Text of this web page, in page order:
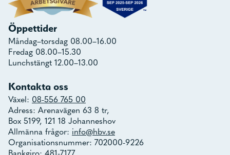
Öppettider
Måndag–torsdag 08.00–16.00
Fredag 08.00–15.30
Lunchstängt 12.00–13.00
Kontakta oss
Växel: 08-556 765 00
Adress: Arenavägen 63 8 tr,
Box 5199, 121 18 Johanneshov
Allmänna frågor: info@hbv.se
Organisationsnummer: 702000-9226